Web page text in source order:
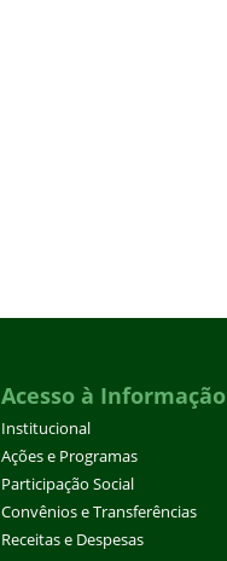
Acesso à Informação
Institucional
Ações e Programas
Participação Social
Convênios e Transferências
Receitas e Despesas